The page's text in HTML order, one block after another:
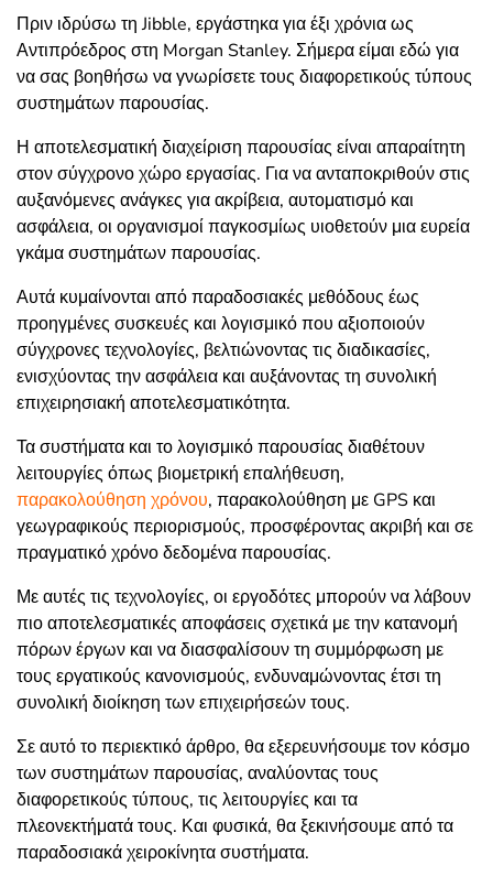
Πριν ιδρύσω τη Jibble, εργάστηκα για έξι χρόνια ως
Αντιπρόεδρος στη Morgan Stanley. Σήμερα είμαι εδώ για
να σας βοηθήσω να γνωρίσετε τους διαφορετικούς τύπους
συστημάτων παρουσίας.
Η αποτελεσματική διαχείριση παρουσίας είναι απαραίτητη
στον σύγχρονο χώρο εργασίας. Για να ανταποκριθούν στις
αυξανόμενες ανάγκες για ακρίβεια, αυτοματισμό και
ασφάλεια, οι οργανισμοί παγκοσμίως υιοθετούν μια ευρεία
γκάμα συστημάτων παρουσίας.
Αυτά κυμαίνονται από παραδοσιακές μεθόδους έως
προηγμένες συσκευές και λογισμικό που αξιοποιούν
σύγχρονες τεχνολογίες, βελτιώνοντας τις διαδικασίες,
ενισχύοντας την ασφάλεια και αυξάνοντας τη συνολική
επιχειρησιακή αποτελεσματικότητα.
Τα συστήματα και το λογισμικό παρουσίας διαθέτουν
λειτουργίες όπως βιομετρική επαλήθευση,
παρακολούθηση χρόνου, παρακολούθηση με GPS και
γεωγραφικούς περιορισμούς, προσφέροντας ακριβή και σε
πραγματικό χρόνο δεδομένα παρουσίας.
Με αυτές τις τεχνολογίες, οι εργοδότες μπορούν να λάβουν
πιο αποτελεσματικές αποφάσεις σχετικά με την κατανομή
πόρων έργων και να διασφαλίσουν τη συμμόρφωση με
τους εργατικούς κανονισμούς, ενδυναμώνοντας έτσι τη
συνολική διοίκηση των επιχειρήσεών τους.
Σε αυτό το περιεκτικό άρθρο, θα εξερευνήσουμε τον κόσμο
των συστημάτων παρουσίας, αναλύοντας τους
διαφορετικούς τύπους, τις λειτουργίες και τα
πλεονεκτήματά τους. Και φυσικά, θα ξεκινήσουμε από τα
παραδοσιακά χειροκίνητα συστήματα.